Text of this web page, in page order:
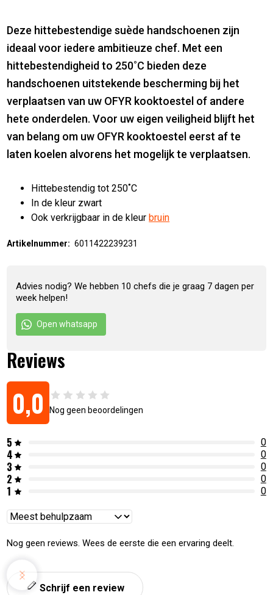
Deze hittebestendige suède handschoenen zijn
ideaal voor iedere ambitieuze chef. Met een
hittebestendigheid to 250˚C bieden deze
handschoenen uitstekende bescherming bij het
verplaatsen van uw OFYR kooktoestel of andere
hete onderdelen. Voor uw eigen veiligheid blijft het
van belang om uw OFYR kooktoestel eerst af te
laten koelen alvorens het mogelijk te verplaatsen.
Hittebestendig tot 250˚C
In de kleur zwart
Ook verkrijgbaar in de kleur bruin
Artikelnummer: 6011422239231
Advies nodig? We hebben 10 chefs die je graag 7 dagen per
week helpen!
Open whatsapp
Reviews
0,0 Nog geen beoordelingen
5 0
4 0
3 0
2 0
1 0
Reviews
Nog geen reviews. Wees de eerste die een ervaring deelt.
Schrijf een review